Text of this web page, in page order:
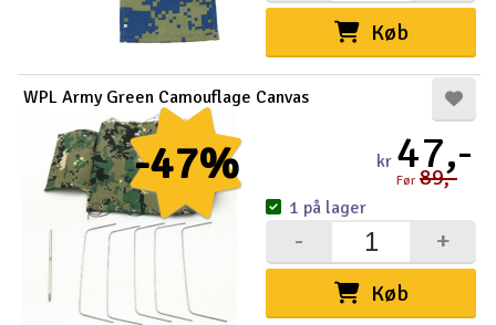
Køb
-47%
WPL Army Green Camouflage Canvas
kr 47,-
Før 89,-
Køb
+
-
1 på lager